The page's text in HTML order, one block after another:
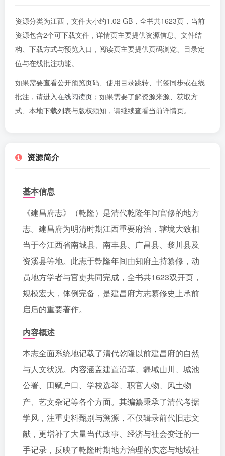
资源分类为江西，文件大小约1.02 GB，全书共1623页，当前
资源包含2个可下载文件，详情页主要提供资源信息、文件结
构、下载方式与预览入口，阅读页主要提供页码浏览、目录定
位与在线批注功能。
如果需要查看公开预览页码、使用目录跳转、书签同步或在线
批注，请进入在线阅读页 ；如果需要了解资源来源、获取方
式、本地下载列表与版权须知，请继续查看当前详情页。
资源简介
基本信息
《建昌府志》（乾隆）是清代乾隆年间官修的地方
志。建昌府为明清时期江西重要府治，辖境大致相
当于今江西省南城县、南丰县、广昌县、黎川县及
资溪县等地。此志于乾隆年间由知府主持纂修，动
员地方学者与官吏共同完成，全书共1623双开页，
规模宏大，体例完备，是建昌府方志纂修史上承前
启后的重要著作。
内容概述
本志全面系统地记载了清代乾隆以前建昌府的自然
与人文状况。内容涵盖建置沿革、疆域山川、城池
公署、田赋户口、学校选举、职官人物、风土物
产、艺文杂记等各个方面。其编纂秉承了清代考据
学风，注重史料甄别与溯源，不仅辑录前代旧志文
献，更增补了大量当代政事、经济与社会变迁的一
手记录，反映了乾隆时期地方治理的实态与地域社